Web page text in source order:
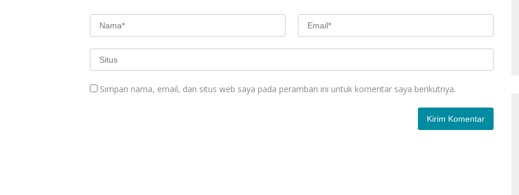
Simpan nama, email, dan situs web saya pada peramban ini untuk komentar saya berikutnya.